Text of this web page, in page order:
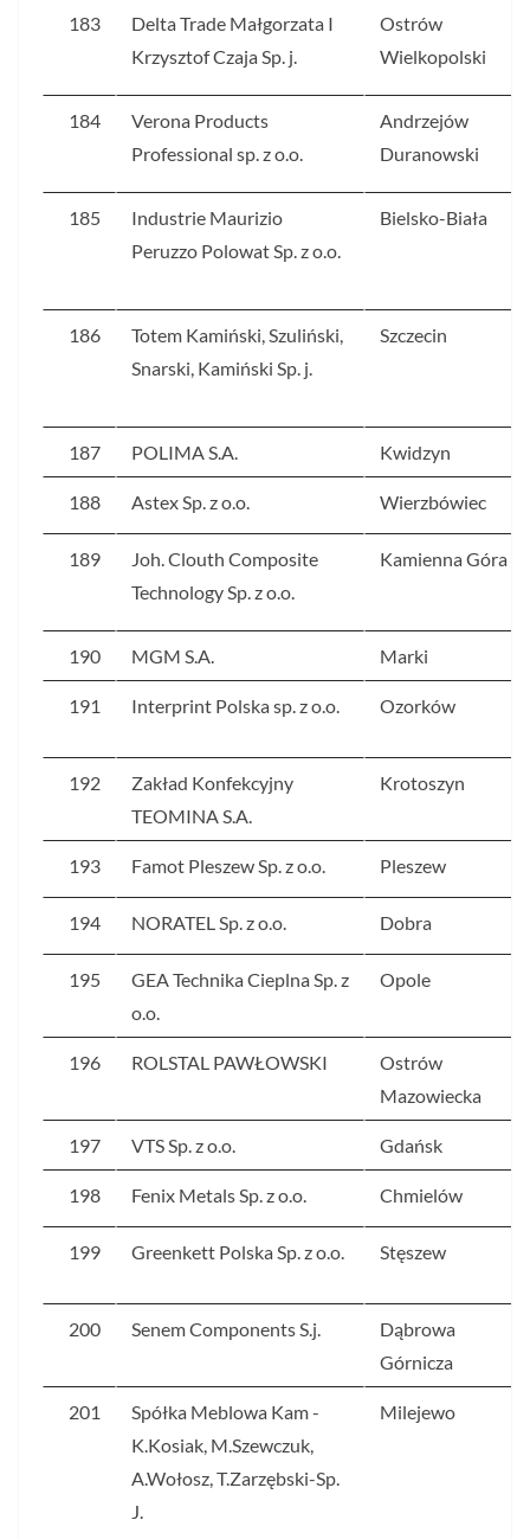
183
Delta Trade Małgorzata I
Krzysztof Czaja Sp. j.
Ostrów
Wielkopolski
184
Verona Products
Professional sp. z o.o.
Andrzejów
Duranowski
185
Industrie Maurizio
Peruzzo Polowat Sp. z o.o.
Bielsko-Biała
186
Totem Kamiński, Szuliński,
Snarski, Kamiński Sp. j.
Szczecin
187 POLIMA S.A. Kwidzyn
188 Astex Sp. z o.o. Wierzbówiec
189
Joh. Clouth Composite
Technology Sp. z o.o.
Kamienna Góra
190 MGM S.A. Marki
191 Interprint Polska sp. z o.o. Ozorków
192
Zakład Konfekcyjny
TEOMINA S.A.
Krotoszyn
193 Famot Pleszew Sp. z o.o. Pleszew
194 NORATEL Sp. z o.o. Dobra
195
GEA Technika Cieplna Sp. z
o.o.
Opole
196 ROLSTAL PAWŁOWSKI
Ostrów
Mazowiecka
197 VTS Sp. z o.o. Gdańsk
198 Fenix Metals Sp. z o.o. Chmielów
199 Greenkett Polska Sp. z o.o. Stęszew
200 Senem Components S.j.
Dąbrowa
Górnicza
201
Spółka Meblowa Kam -
K.Kosiak, M.Szewczuk,
A.Wołosz, T.Zarzębski-Sp.
J.
Milejewo